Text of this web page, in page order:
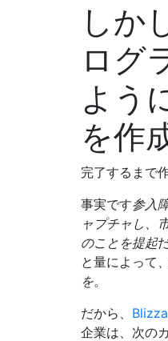
しか
ログ
よう
を作
完了するまで
事実です参入
ャプチャし、
のことを提起
と量によって
を。
だから、
企業は、次の